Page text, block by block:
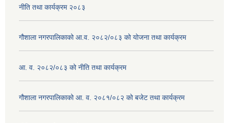
नीति तथा कार्यक्रम २०८३
गौशाला नगरपालिकाको आ.व. २०८२/०८३ को योजना तथा कार्यक्रम
आ. व. २०८२/०८३ को नीति तथा कार्यक्रम
गौशाला नगरपालिकाको आ. व. २०८१/०८२ को बजेट तथा कार्यक्रम